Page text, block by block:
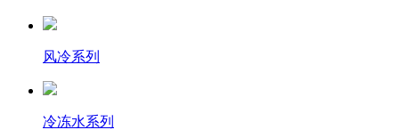
风冷系列
冷冻水系列